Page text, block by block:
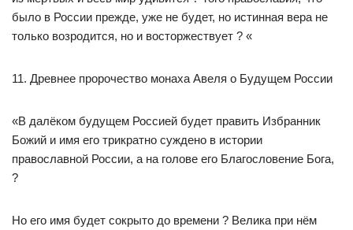
было в России прежде, уже не будет, но истинная вера не
только возродится, но и восторжествует ? «
11. Древнее пророчество монаха Авеля о Будущем России
«В далёком будущем Россией будет править Избранник
Божий и имя его трикратно суждено в истории
православной России, а на голове его Благословение Бога,
?
Но его имя будет сокрыто до времени ? Велика при нём